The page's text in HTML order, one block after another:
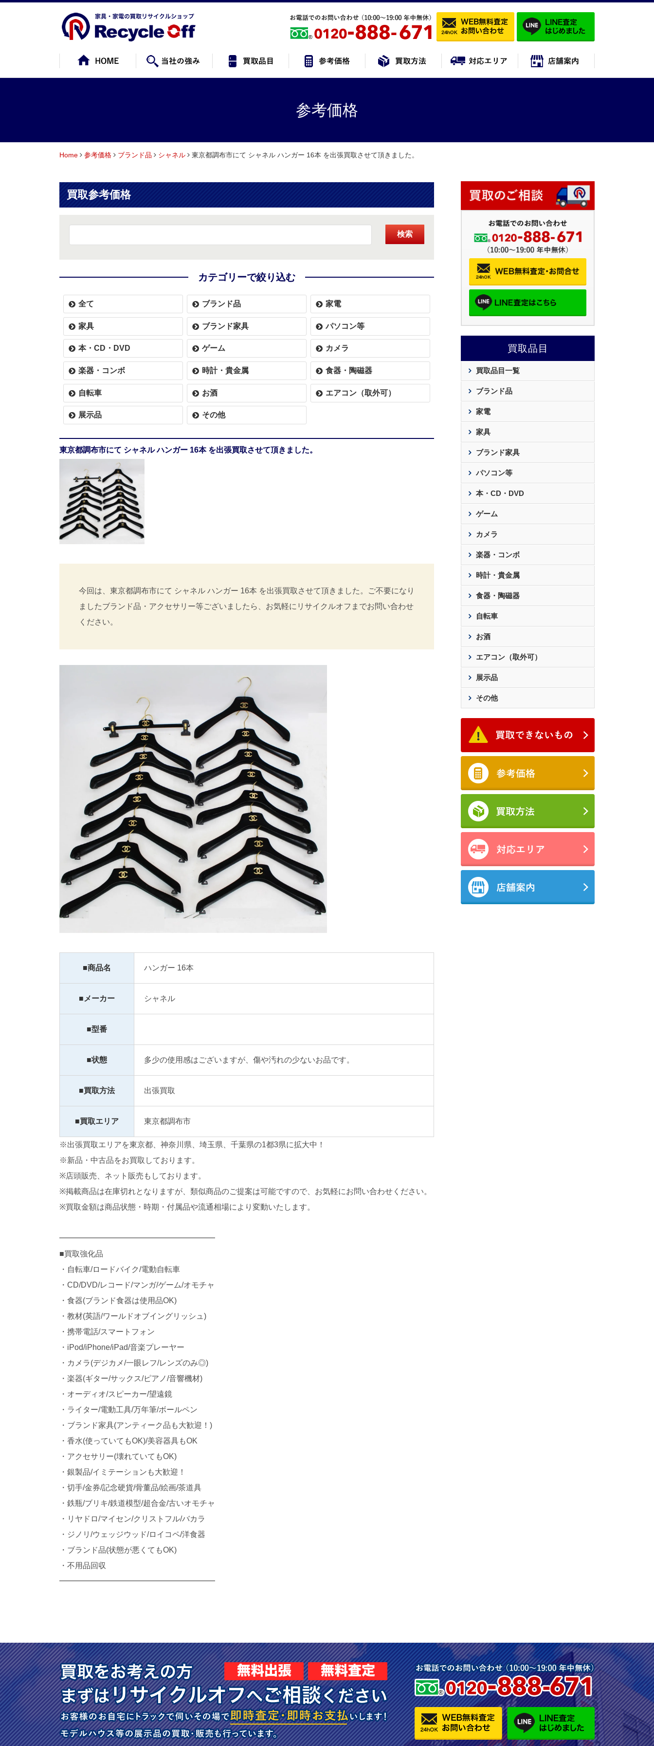
参考価格
Home 参考価格 ブランド品 シャネル 東京都調布市にて シャネル ハンガー 16本 を出張買取させて頂きました。
買取参考価格
検索
カテゴリーで絞り込む
全て ブランド品 家電
家具 ブランド家具 パソコン等
本・CD・DVD ゲーム カメラ
楽器・コンボ 時計・貴金属 食器・陶磁器
自転車 お酒 エアコン（取外可）
展示品 その他
東京都調布市にて シャネル ハンガー 16本 を出張買取させて頂きました。
今回は、東京都調布市にて シャネル ハンガー 16本 を出張買取させて頂きました。ご不要になり
ましたブランド品・アクセサリー等ございましたら、お気軽にリサイクルオフまでお問い合わせ
ください。
■商品名 ハンガー 16本
■メーカー シャネル
■型番
■状態 多少の使用感はございますが、傷や汚れの少ないお品です。
■買取方法 出張買取
■買取エリア 東京都調布市
※出張買取エリアを東京都、神奈川県、埼玉県、千葉県の1都3県に拡大中！
※新品・中古品をお買取しております。
※店頭販売、ネット販売もしております。
※掲載商品は在庫切れとなりますが、類似商品のご提案は可能ですので、お気軽にお問い合わせください。
※買取金額は商品状態・時期・付属品や流通相場により変動いたします。
━━━━━━━━━━━━━━━━━━━━
■買取強化品
・自転車/ロードバイク/電動自転車
・CD/DVD/レコード/マンガ/ゲーム/オモチャ
・食器(ブランド食器は使用品OK)
・教材(英語/ワールドオブイングリッシュ)
・携帯電話/スマートフォン
・iPod/iPhone/iPad/音楽プレーヤー
・カメラ(デジカメ/一眼レフ/レンズのみ◎)
・楽器(ギター/サックス/ピアノ/音響機材)
・オーディオ/スピーカー/望遠鏡
・ライター/電動工具/万年筆/ボールペン
・ブランド家具(アンティーク品も大歓迎！)
・香水(使っていてもOK)/美容器具もOK
・アクセサリー(壊れていてもOK)
・銀製品/イミテーションも大歓迎！
・切手/金券/記念硬貨/骨董品/絵画/茶道具
・鉄瓶/ブリキ/鉄道模型/超合金/古いオモチャ
・リヤドロ/マイセン/クリストフル/バカラ
・ジノリ/ウェッジウッド/ロイコペ/洋食器
・ブランド品(状態が悪くてもOK)
・不用品回収
━━━━━━━━━━━━━━━━━━━━
買取品目
買取品目一覧
ブランド品
家電
家具
ブランド家具
パソコン等
本・CD・DVD
ゲーム
カメラ
楽器・コンボ
時計・貴金属
食器・陶磁器
自転車
お酒
エアコン（取外可）
展示品
その他